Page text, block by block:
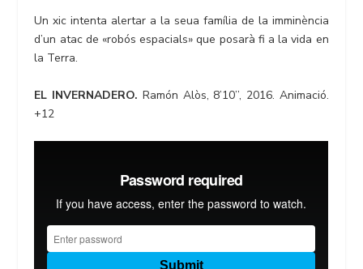
Un xic intenta alertar a la seua família de la imminència
d’un atac de «robós espacials» que posarà fi a la vida en
la Terra.
EL INVERNADERO. Ramón Alòs, 8’10’’, 2016. Animació.
+12